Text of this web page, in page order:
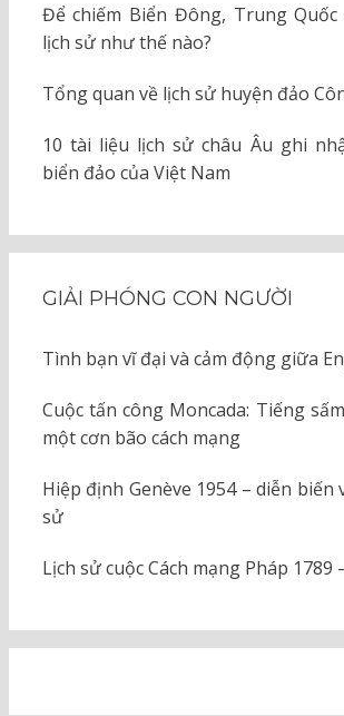
Để chiếm Biển Đông, Trung Quốc
lịch sử như thế nào?
Tổng quan về lịch sử huyện đảo
10 tài liệu lịch sử châu Âu ghi
biển đảo của Việt Nam
GIẢI PHÓNG CON NGƯỜI
Tình bạn vĩ đại và cảm động giữa
Cuộc tấn công Moncada: Tiếng
một cơn bão cách mạng
Hiệp định Genève 1954 – diễn biến
sử
Lịch sử cuộc Cách mạng Pháp 1789